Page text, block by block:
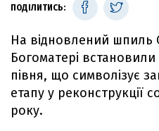
ПОДІЛИТИСЬ:
На відновлений шпиль
Богоматері
півня, що символізує
етапу у реконструкції
року.